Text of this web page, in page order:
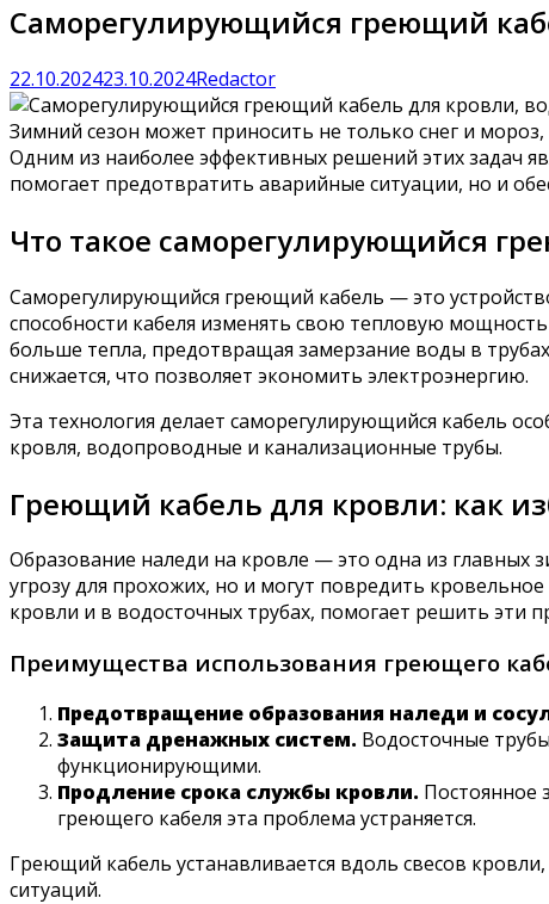
Саморегулирующийся греющий
22.10.202423.10.2024Redactor
Зимний сезон может приносить не только снег и
Одним из наиболее эффективных решений этих задач
помогает предотвратить аварийные ситуации, но и
Что такое саморегулирующийся
Саморегулирующийся греющий кабель — это
способности кабеля изменять свою тепловую
больше тепла, предотвращая замерзание воды в
снижается, что позволяет экономить электроэнергию.
Эта технология делает саморегулирующийся кабель
кровля, водопроводные и канализационные трубы.
Греющий кабель для кровли: как
Образование наледи на кровле — это одна из главных
угрозу для прохожих, но и могут повредить
кровли и в водосточных трубах, помогает решить эти
Преимущества использования греющего
Предотвращение образования наледи и
Защита дренажных систем. Водосточные
функционирующими.
Продление срока службы кровли. Постоянное
греющего кабеля эта проблема устраняется.
Греющий кабель устанавливается вдоль свесов
ситуаций.